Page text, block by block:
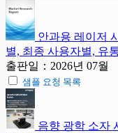
안과용 레이저
별, 최종 사용자별, 유
출판일：2026년 07월
샘플 요청 목록
음향 광학 소자